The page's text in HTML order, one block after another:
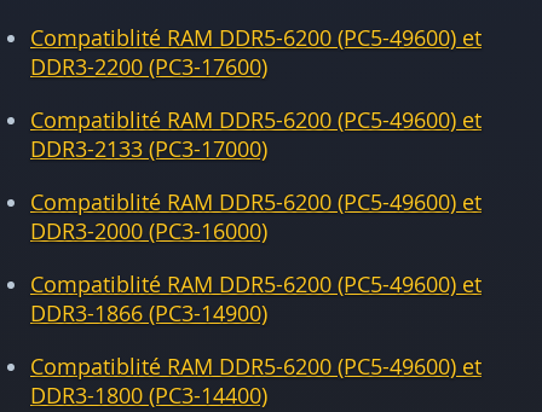
Compatiblité RAM DDR5-6200 (PC5-49600) et
DDR3-2200 (PC3-17600)
Compatiblité RAM DDR5-6200 (PC5-49600) et
DDR3-2133 (PC3-17000)
Compatiblité RAM DDR5-6200 (PC5-49600) et
DDR3-2000 (PC3-16000)
Compatiblité RAM DDR5-6200 (PC5-49600) et
DDR3-1866 (PC3-14900)
Compatiblité RAM DDR5-6200 (PC5-49600) et
DDR3-1800 (PC3-14400)